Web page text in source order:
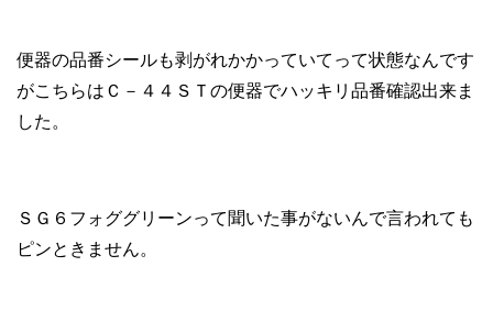
便器の品番シールも剥がれかかっていてって状態なんです
がこちらはＣ－４４ＳＴの便器でハッキリ品番確認出来ま
した。
ＳＧ６フォググリーンって聞いた事がないんで言われても
ピンときません。